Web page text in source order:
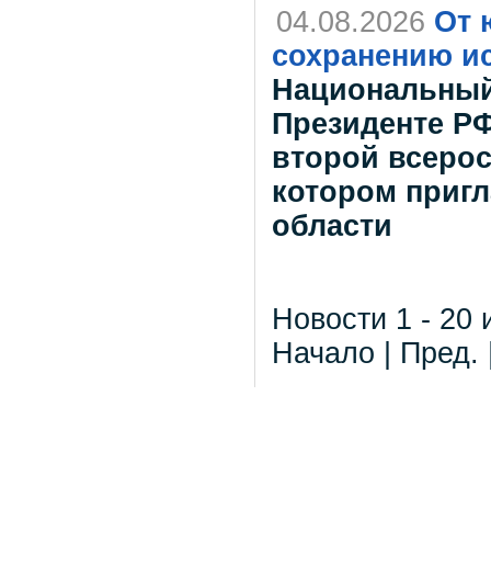
04.08.2026 От
сохранению
Президенте
второй
котором
области
Новости 1 - 20
Начало |